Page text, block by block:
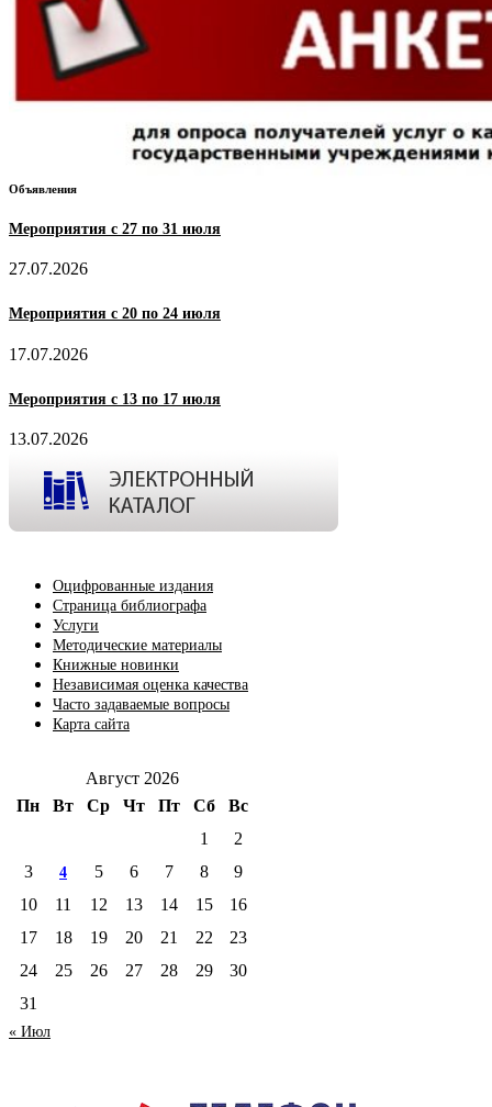
Объявления
Мероприятия с 27 по 31 июля
27.07.2026
Мероприятия с 20 по 24 июля
17.07.2026
Мероприятия с 13 по 17 июля
13.07.2026
Оцифрованные издания
Страница библиографа
Услуги
Методические материалы
Книжные новинки
Независимая оценка качества
Часто задаваемые вопросы
Карта сайта
Август 2026
Пн
Вт Ср Чт Пт Сб
Вс
1
2
3
4 5 6 7 8
9
10
11 12 13 14 15
16
17
18 19 20 21 22
23
24
25 26 27 28 29
30
31
« Июл